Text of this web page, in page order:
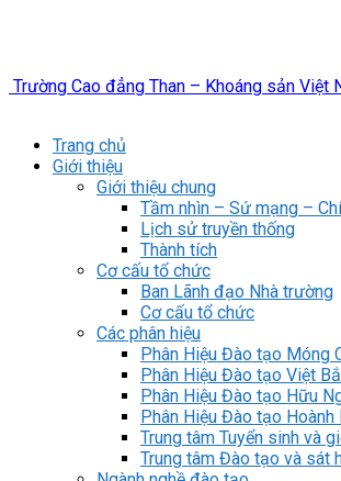
Trường Cao đẳng Than – Khoáng sản Việt
Trang chủ
Giới thiệu
Giới thiệu chung
Tầm nhìn – Sứ mạng –
Lịch sử truyền thống
Thành tích
Cơ cấu tổ chức
Ban Lãnh đạo Nhà trường
Cơ cấu tổ chức
Các phân hiệu
Phân Hiệu Đào tạo Móng
Phân Hiệu Đào tạo Việt
Phân Hiệu Đào tạo Hữu
Phân Hiệu Đào tạo Hoành
Trung tâm Tuyển sinh và
Trung tâm Đào tạo và sát